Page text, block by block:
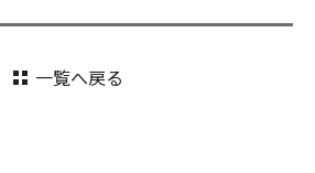
一覧へ戻る